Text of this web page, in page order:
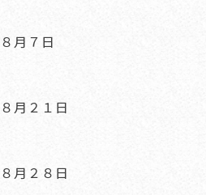
８月７日
８月２１日
８月２８日